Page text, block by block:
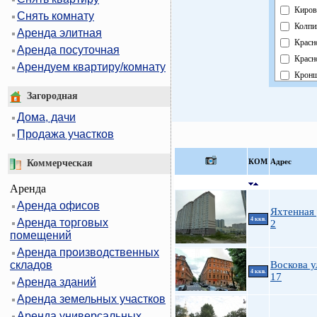
Снять комнату
Аренда элитная
Аренда посуточная
Арендуем квартиру/комнату
Загородная
Дома, дачи
Продажа участков
Коммерческая
Аренда
Аренда офисов
Аренда торговых
помещений
Аренда производственных
складов
Аренда зданий
Аренда земельных участков
КOМ Адрес
4 ккв.
Яхтенная
2
4 ккв.
Воскова
17